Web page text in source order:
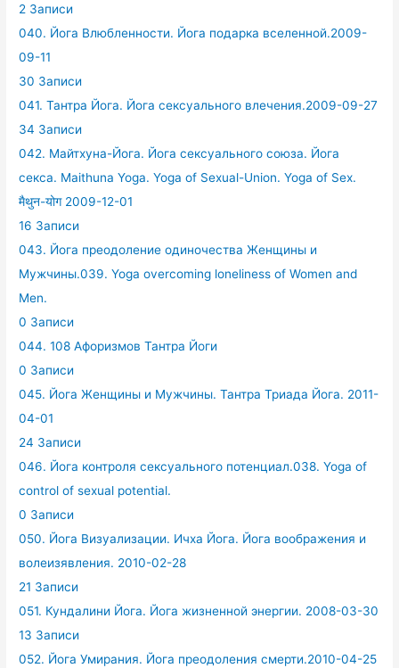
2 Записи
040. Йога Влюбленности. Йога подарка вселенной.2009-
09-11
30 Записи
041. Тантра Йога. Йога сексуального влечения.2009-09-27
34 Записи
042. Майтхуна-Йога. Йога сексуального союза. Йога
секса. Maithuna Yoga. Yoga of Sexual-Union. Yoga of Sex.
मैथुन-योग 2009-12-01
16 Записи
043. Йога преодоление одиночества Женщины и
Мужчины.039. Yoga overcoming loneliness of Women and
Men.
0 Записи
044. 108 Афоризмов Тантра Йоги
0 Записи
045. Йога Женщины и Мужчины. Тантра Триада Йога. 2011-
04-01
24 Записи
046. Йога контроля сексуального потенциал.038. Yoga of
control of sexual potential.
0 Записи
050. Йога Визуализации. Ичха Йога. Йога воображения и
волеизявления. 2010-02-28
21 Записи
051. Кундалини Йога. Йога жизненной энергии. 2008-03-30
13 Записи
052. Йога Умирания. Йога преодоления смерти.2010-04-25